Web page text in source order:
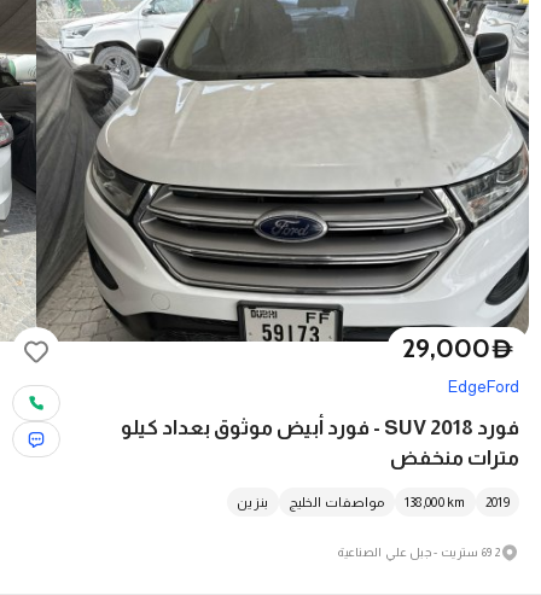
D
29,000
Ford
Edge
فورد SUV 2018 - فورد أبيض موثوق بعداد كيلو
مترات منخفض
2019
138,000 km مواصفات الخليج بنزين
2 69 ستريت - جبل علي الصناعية